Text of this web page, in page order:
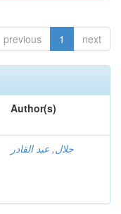
previous 1 next
Author(s)
جلال, عبد القادر